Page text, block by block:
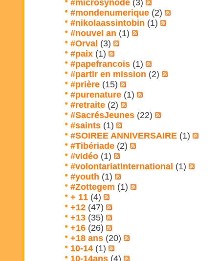
#microsynode (3)
#mondenumerique (2)
#nikolaassintobin (1)
#nouvel an (1)
#Orval (3)
#paix (1)
#papefrancois (1)
#partir en mission (2)
#prière (15)
#purenature (1)
#retraite (2)
#SacrésJeunes (22)
#saints (1)
#SOIREE ANNIVERSAIRE (1)
#Tibériade (2)
#vidéo (1)
#volontariatInternational (1)
#youth (1)
#Zottegem (1)
+ 11 (4)
+12 (47)
+13 (35)
+16 (26)
+18 ans (20)
10-14 (1)
10-14ans (4)